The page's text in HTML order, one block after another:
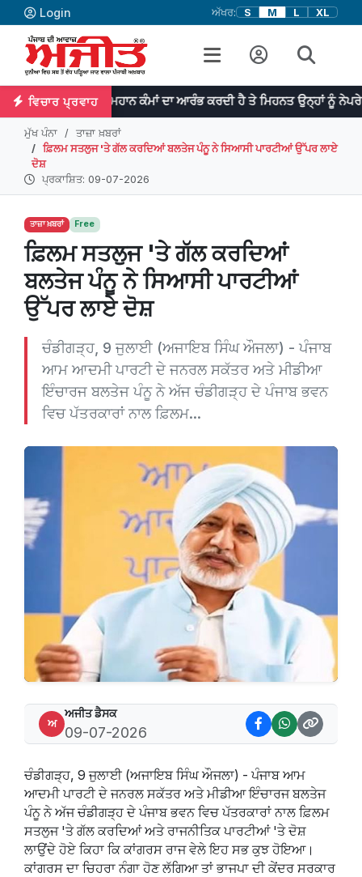
Login ਅੱਖਰ: S M L XL
ਵਿਚਾਰ ਪ੍ਰਵਾਹ
ਮਹਾਨ ਕੰਮਾਂ ਦਾ ਆਰੰਭ ਕਰਦੀ ਹੈ ਤੇ ਮਿਹਨਤ ਉਨ੍ਹਾਂ ਨੂੰ ਨੇਪਰੇ ਚੜ੍ਹਾਉਂਦੀ
ਮੁੱਖ ਪੰਨਾ
ਤਾਜ਼ਾ ਖ਼ਬਰਾਂ
ਫ਼ਿਲਮ ਸਤਲੁਜ 'ਤੇ ਗੱਲ ਕਰਦਿਆਂ ਬਲਤੇਜ ਪੰਨੂ ਨੇ ਸਿਆਸੀ ਪਾਰਟੀਆਂ ਉੱਪਰ ਲਾਏ
ਦੋਸ਼
ਪ੍ਰਕਾਸ਼ਿਤ: 09-07-2026
ਤਾਜ਼ਾ ਖ਼ਬਰਾਂ Free
ਫ਼ਿਲਮ ਸਤਲੁਜ 'ਤੇ ਗੱਲ ਕਰਦਿਆਂ
ਬਲਤੇਜ ਪੰਨੂ ਨੇ ਸਿਆਸੀ ਪਾਰਟੀਆਂ
ਉੱਪਰ ਲਾਏ ਦੋਸ਼
ਚੰਡੀਗੜ੍ਹ, 9 ਜੁਲਾਈ (ਅਜਾਇਬ ਸਿੰਘ ਔਜਲਾ) - ਪੰਜਾਬ
ਆਮ ਆਦਮੀ ਪਾਰਟੀ ਦੇ ਜਨਰਲ ਸਕੱਤਰ ਅਤੇ ਮੀਡੀਆ
ਇੰਚਾਰਜ ਬਲਤੇਜ ਪੰਨੂ ਨੇ ਅੱਜ ਚੰਡੀਗੜ੍ਹ ਦੇ ਪੰਜਾਬ ਭਵਨ
ਵਿਚ ਪੱਤਰਕਾਰਾਂ ਨਾਲ ਫ਼ਿਲਮ...
ਅ
ਅਜੀਤ ਡੈਸਕ
09-07-2026
ਚੰਡੀਗੜ੍ਹ, 9 ਜੁਲਾਈ (ਅਜਾਇਬ ਸਿੰਘ ਔਜਲਾ) - ਪੰਜਾਬ ਆਮ
ਆਦਮੀ ਪਾਰਟੀ ਦੇ ਜਨਰਲ ਸਕੱਤਰ ਅਤੇ ਮੀਡੀਆ ਇੰਚਾਰਜ ਬਲਤੇਜ
ਪੰਨੂ ਨੇ ਅੱਜ ਚੰਡੀਗੜ੍ਹ ਦੇ ਪੰਜਾਬ ਭਵਨ ਵਿਚ ਪੱਤਰਕਾਰਾਂ ਨਾਲ ਫ਼ਿਲਮ
ਸਤਲੁਜ 'ਤੇ ਗੱਲ ਕਰਦਿਆਂ ਅਤੇ ਰਾਜਨੀਤਿਕ ਪਾਰਟੀਆਂ 'ਤੇ ਦੋਸ਼
ਲਾਉਂਦੇ ਹੋਏ ਕਿਹਾ ਕਿ ਕਾਂਗਰਸ ਰਾਜ ਵੇਲੇ ਇਹ ਸਭ ਕੁਝ ਹੋਇਆ।
ਕਾਂਗਰਸ ਦਾ ਚਿਹਰਾ ਨੰਗਾ ਹੋਣ ਲੱਗਿਆ ਤਾਂ ਭਾਜਪਾ ਦੀ ਕੇਂਦਰ ਸਰਕਾਰ